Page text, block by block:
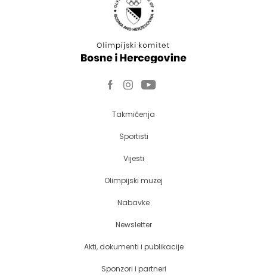
Takmičenja
Sportisti
Vijesti
Olimpijski muzej
Nabavke
Newsletter
Akti, dokumenti i publikacije
Sponzori i partneri